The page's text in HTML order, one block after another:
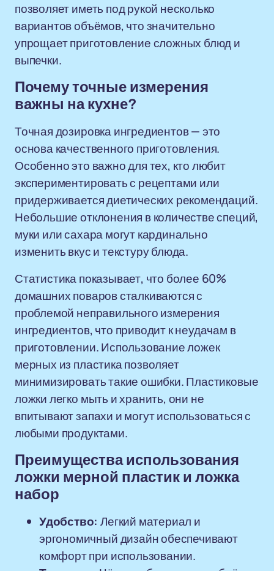
позволяет иметь под рукой несколько
вариантов объёмов, что значительно
упрощает приготовление сложных блюд и
выпечки.
Почему точные измерения
важны на кухне?
Точная дозировка ингредиентов — это
основа качественного приготовления.
Особенно это важно для тех, кто любит
экспериментировать с рецептами или
придерживается диетических рекомендаций.
Небольшие отклонения в количестве специй,
муки или сахара могут кардинально
изменить вкус и текстуру блюда.
Статистика показывает, что более 60%
домашних поваров сталкиваются с
проблемой неправильного измерения
ингредиентов, что приводит к неудачам в
приготовлении. Использование ложек
мерных из пластика позволяет
минимизировать такие ошибки. Пластиковые
ложки легко мыть и хранить, они не
впитывают запахи и могут использоваться с
любыми продуктами.
Преимущества использования
ложки мерной пластик и ложка
набор
Удобство: Легкий материал и
эргономичный дизайн обеспечивают
комфорт при использовании.